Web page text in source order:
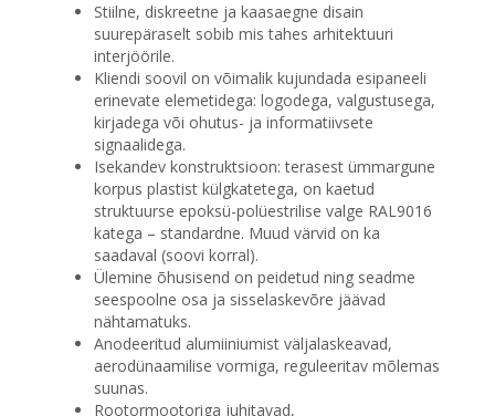
Stiilne, diskreetne ja kaasaegne disain
suurepäraselt sobib mis tahes arhitektuuri
interjöörile.
Kliendi soovil on võimalik kujundada esipaneeli
erinevate elemetidega: logodega, valgustusega,
kirjadega või ohutus- ja informatiivsete
signaalidega.
Isekandev konstruktsioon: terasest ümmargune
korpus plastist külgkatetega, on kaetud
struktuurse epoksü-polüestrilise valge RAL9016
katega – standardne. Muud värvid on ka
saadaval (soovi korral).
Ülemine õhusisend on peidetud ning seadme
seespoolne osa ja sisselaskevõre jäävad
nähtamatuks.
Anodeeritud alumiiniumist väljalaskeavad,
aerodünaamilise vormiga, reguleeritav mõlemas
suunas.
Rootormootoriga juhitavad,